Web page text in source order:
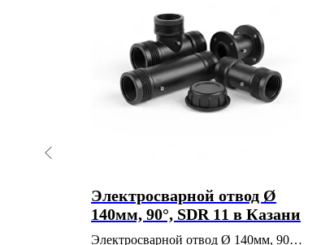
Электросварной отвод Ø
140мм, 90°, SDR 11 в Казани
Электросварной отвод Ø 140мм, 90°,